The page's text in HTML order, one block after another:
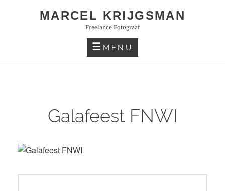
MARCEL KRIJGSMAN
Freelance Fotograaf
MENU
Galafeest FNWI